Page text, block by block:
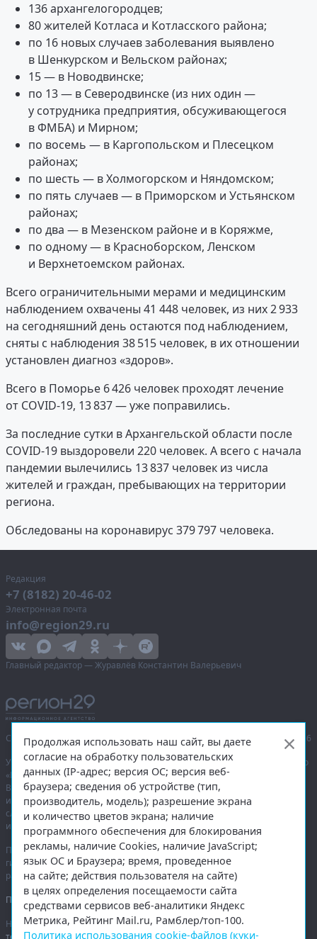
136 архангелогородцев;
80 жителей Котласа и Котласского района;
по 16 новых случаев заболевания выявлено
в Шенкурском и Вельском районах;
15 — в Новодвинске;
по 13 — в Северодвинске (из них один —
у сотрудника предприятия, обсуживающегося
в ФМБА) и Мирном;
по восемь — в Каргопольском и Плесецком
районах;
по шесть — в Холмогорском и Няндомском;
по пять случаев — в Приморском и Устьянском
районах;
по два — в Мезенском районе и в Коряжме,
по одному — в Красноборском, Ленском
и Верхнетоемском районах.
Всего ограничительными мерами и медицинским
наблюдением охвачены 41 448 человек, из них 2 933
на сегодняшний день остаются под наблюдением,
сняты с наблюдения 38 515 человек, в их отношении
установлен диагноз «здоров».
Всего в Поморье 6 426 человек проходят лечение
от COVID-19, 13 837 — уже поправились.
За последние сутки в Архангельской области после
COVID-19 выздоровели 220 человек. А всего с начала
пандемии вылечились 13 837 человек из числа
жителей и граждан, пребывающих на территории
региона.
Обследованы на коронавирус 379 797 человека.
Редакция
+7 (8182) 20-46-02
Электронная почта
info@region29.ru
Главный редактор — Журавлёв Константин Валерьевич
Сетевое издание «Информационное агентство Регион 29»,
© 2016–2026
Учредитель — общество с ограниченной ответственностью «Агентство
«Правда Севера».
Выписка из реестра зарегистрированных средств массовой
информации:ЭЛ № ФС 77-74226от 09.11.2018 выдано Федеральной
службой по надзору в сфере связи, информационных технологий
и массовых коммуникаций (Роскомнадзор).
При полном или частичном использовании любых материалов
гиперссылка на region29.ruобязательна. Копирование материалов без
разрешения администрации сайта запрещено.
Правовая информация
На информационном ресурсе применяютсярекомендательные
Продолжая использовать наш сайт, вы даете
согласие на обработку пользовательских
данных (IP-адрес; версия ОС; версия веб-
браузера; сведения об устройстве (тип,
производитель, модель); разрешение экрана
и количество цветов экрана; наличие
программного обеспечения для блокирования
рекламы, наличие Cookies, наличие JavaScript;
язык ОС и Браузера; время, проведенное
на сайте; действия пользователя на сайте)
в целях определения посещаемости сайта
средствами сервисов веб-аналитики Яндекс
Метрика, Рейтинг Mail.ru, Рамблер/топ-100.
Политика использования cookie-файлов (куки-